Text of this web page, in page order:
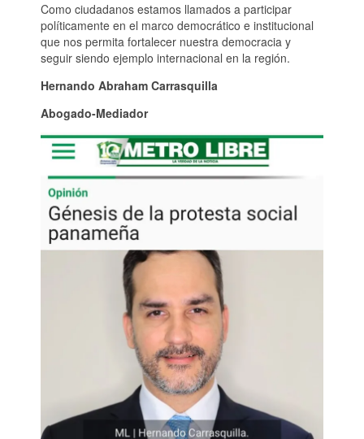
Como ciudadanos estamos llamados a participar
políticamente en el marco democrático e institucional
que nos permita fortalecer nuestra democracia y
seguir siendo ejemplo internacional en la región.
Hernando Abraham Carrasquilla
Abogado-Mediador